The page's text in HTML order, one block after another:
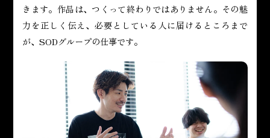
きます。作品は、つくって終わりではありません。その魅
力を正しく伝え、必要としている人に届けるところまで
が、SODグループの仕事です。